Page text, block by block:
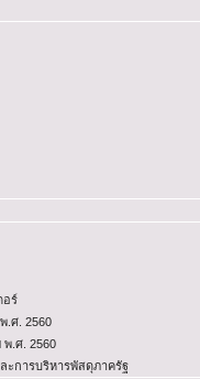
อร์
.ศ. 2560
พ.ศ. 2560
ะการบริหารพัสดุภาครัฐ